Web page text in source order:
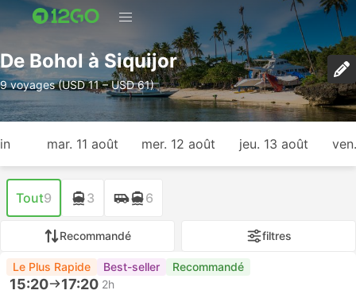
De Bohol à Siquijor
9 voyages (USD 11 – USD 61)
mar. 11 août mer. 12 août jeu. 13 août
Tout9 3 6
Recommandé filtres
Le Plus Rapide Best-seller Recommandé
15:20 17:20 2h